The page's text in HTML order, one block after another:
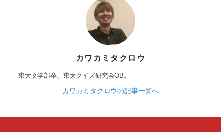
カワカミタクロウ
東大文学部卒、東大クイズ研究会OB。
カワカミタクロウの記事一覧へ